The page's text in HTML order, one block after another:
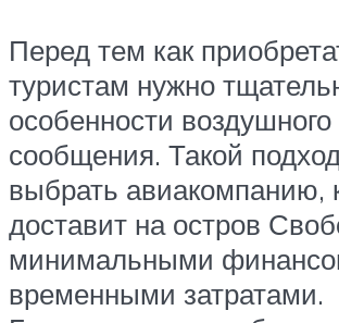
Перед тем как
туристам нужно
особенности воздушного
сообщения. Такой
выбрать авиакомпанию,
доставит на остров
минимальными
временными затратами.